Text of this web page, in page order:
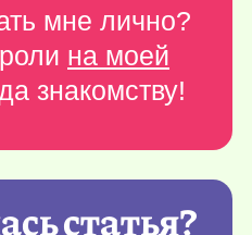
мне лично?
на моей
знакомству!
статья?